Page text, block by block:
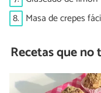
8. Masa de crepes
Recetas que no